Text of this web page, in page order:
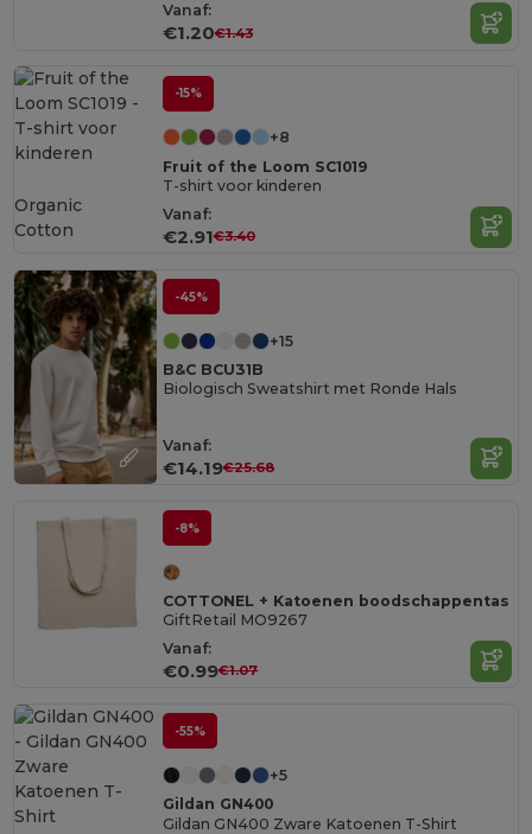
Vanaf:
€1.20€1.43
-15%
+8
Fruit of the Loom SC1019
T-shirt voor kinderen
Vanaf:
€2.91€3.40
Organic
Cotton
-45%
+15
B&C BCU31B
Biologisch Sweatshirt met Ronde Hals
Vanaf:
€14.19€25.68
-8%
COTTONEL + Katoenen boodschappentas
GiftRetail MO9267
Vanaf:
€0.99€1.07
-55%
+5
Gildan GN400
Gildan GN400 Zware Katoenen T-Shirt